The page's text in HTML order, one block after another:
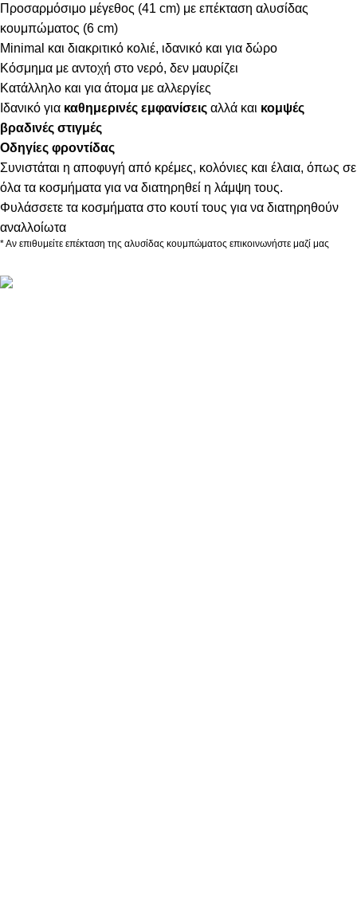
Προσαρμόσιμο μέγεθος (41 cm) με επέκταση αλυσίδας
κουμπώματος (6 cm)
Minimal και διακριτικό κολιέ, ιδανικό και για δώρο
Κόσμημα με αντοχή στο νερό, δεν μαυρίζει
Κατάλληλο και για άτομα με αλλεργίες
Ιδανικό για καθημερινές εμφανίσεις αλλά και κομψές
βραδινές στιγμές
Οδηγίες φροντίδας
Συνιστάται η αποφυγή από κρέμες, κολόνιες και έλαια, όπως σε
όλα τα κοσμήματα για να διατηρηθεί η λάμψη τους.
Φυλάσσετε τα κοσμήματα στο κουτί τους για να διατηρηθούν
αναλλοίωτα
* Αν επιθυμείτε επέκταση της αλυσίδας κουμπώματος επικοινωνήστε μαζί μας